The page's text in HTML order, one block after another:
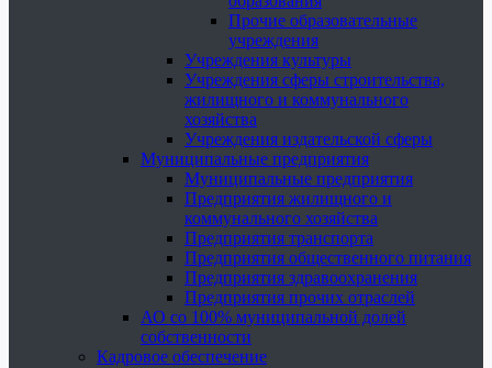
Прочие образовательные
учреждения
Учреждения культуры
Учреждения сферы строительства,
жилищного и коммунального
хозяйства
Учреждения издательской сферы
Муниципальные предприятия
Муниципальные предприятия
Предприятия жилищного и
коммунального хозяйства
Предприятия транспорта
Предприятия общественного питания
Предприятия здравоохранения
Предприятия прочих отраслей
АО со 100% муниципальной долей
собственности
Кадровое обеспечение